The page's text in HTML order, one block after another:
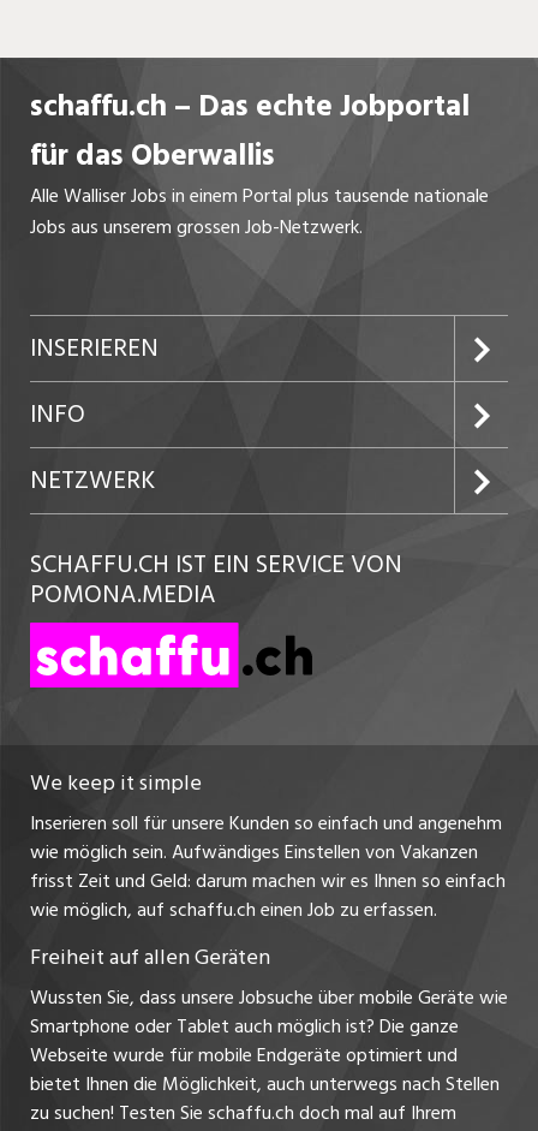
schaffu.ch – Das echte Jobportal
für das Oberwallis
Alle Walliser Jobs in einem Portal plus tausende nationale
Jobs aus unserem grossen Job-Netzwerk.
INSERIEREN
Preise und Leistungen
Inserat aufgeben
Kundenlogin
INFO
Portrait
Datenschutzerklärung
Nutzungsbedingungen
NETZWERK
nicejob.de
myjob.ch
jobbasel.ch
jobbern.ch
jobmittelland.ch
ajourjob.ch
ostjob.ch
SCHAFFU.CH IST EIN SERVICE VON
POMONA.MEDIA
We keep it simple
Inserieren soll für unsere Kunden so einfach und angenehm
wie möglich sein. Aufwändiges Einstellen von Vakanzen
frisst Zeit und Geld: darum machen wir es Ihnen so einfach
wie möglich, auf schaffu.ch einen Job zu erfassen.
Freiheit auf allen Geräten
Wussten Sie, dass unsere Jobsuche über mobile Geräte wie
Smartphone oder Tablet auch möglich ist? Die ganze
Webseite wurde für mobile Endgeräte optimiert und
bietet Ihnen die Möglichkeit, auch unterwegs nach Stellen
zu suchen! Testen Sie schaffu.ch doch mal auf Ihrem